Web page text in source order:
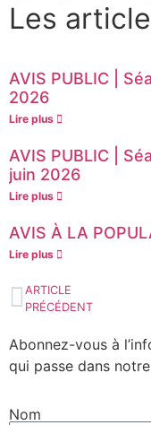
Les
AVIS PUBLIC |
2026
Lire plus
AVIS PUBLIC |
juin 2026
Lire plus
AVIS À LA
Lire plus
ARTICLE
PRÉCÉDENT
Abonnez-vous à
qui passe dans
Nom